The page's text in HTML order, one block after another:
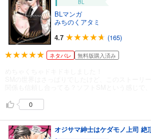
BL
BLマンガ
みちのくアタミ
4.7
(165)
ネタバレ 無料版購入済み
0